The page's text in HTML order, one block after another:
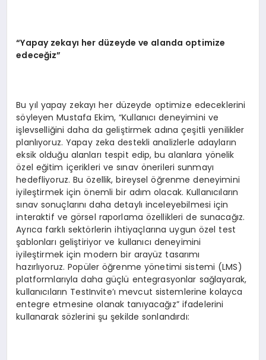
“Yapay zekayı her düzeyde ve alanda optimize
edeceğiz”
Bu yıl yapay zekayı her düzeyde optimize edeceklerini
söyleyen Mustafa Ekim, “Kullanıcı deneyimini ve
işlevselliğini daha da geliştirmek adına çeşitli yenilikler
planlıyoruz. Yapay zeka destekli analizlerle adayların
eksik olduğu alanları tespit edip, bu alanlara yönelik
özel eğitim içerikleri ve sınav önerileri sunmayı
hedefliyoruz. Bu özellik, bireysel öğrenme deneyimini
iyileştirmek için önemli bir adım olacak. Kullanıcıların
sınav sonuçlarını daha detaylı inceleyebilmesi için
interaktif ve görsel raporlama özellikleri de sunacağız.
Ayrıca farklı sektörlerin ihtiyaçlarına uygun özel test
şablonları geliştiriyor ve kullanıcı deneyimini
iyileştirmek için modern bir arayüz tasarımı
hazırlıyoruz. Popüler öğrenme yönetimi sistemi (LMS)
platformlarıyla daha güçlü entegrasyonlar sağlayarak,
kullanıcıların TestInvite’ı mevcut sistemlerine kolayca
entegre etmesine olanak tanıyacağız” ifadelerini
kullanarak sözlerini şu şekilde sonlandırdı: